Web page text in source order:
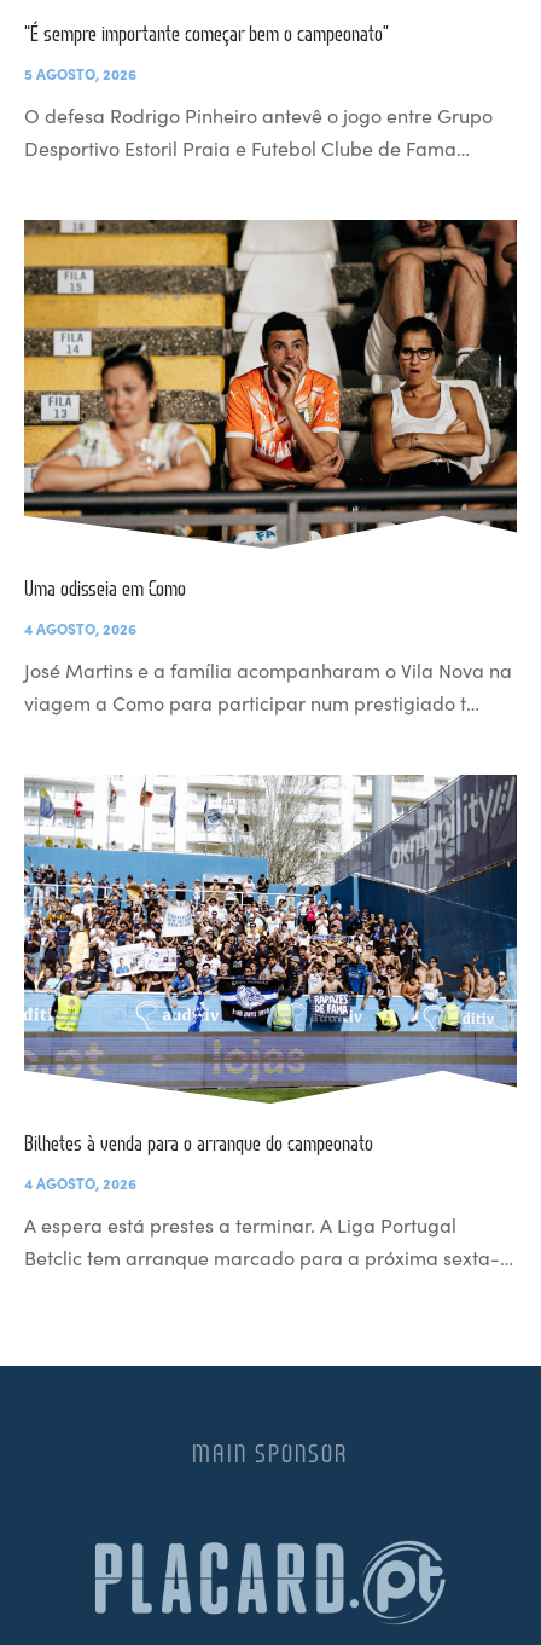
“É sempre importante começar bem o campeonato”
5 AGOSTO, 2026
O defesa Rodrigo Pinheiro antevê o jogo entre Grupo
Desportivo Estoril Praia e Futebol Clube de Fama…
Uma odisseia em Como
4 AGOSTO, 2026
José Martins e a família acompanharam o Vila Nova na
viagem a Como para participar num prestigiado t…
Bilhetes à venda para o arranque do campeonato
4 AGOSTO, 2026
A espera está prestes a terminar. A Liga Portugal
Betclic tem arranque marcado para a próxima sexta-…
MAIN SPONSOR